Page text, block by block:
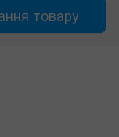
товару